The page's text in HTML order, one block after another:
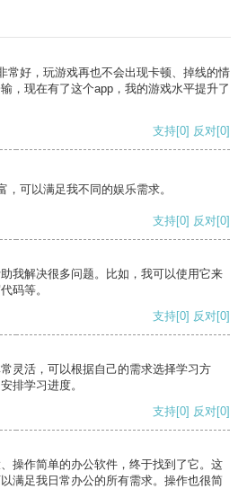
常好，玩游戏再也不会出现卡顿、掉线的情
，现在有了这个app，我的游戏水平提升了
支持[0] 反对[0]
可以满足我不同的娱乐需求。
支持[0] 反对[0]
我解决很多问题。比如，我可以使用它来
码等。
支持[0] 反对[0]
灵活，可以根据自己的需求选择学习方
排学习进度。
支持[0] 反对[0]
操作简单的办公软件，终于找到了它。这
满足我日常办公的所有需求。操作也很简